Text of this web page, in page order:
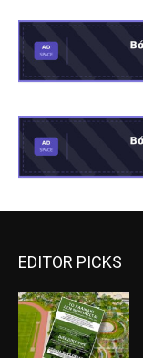
EDITOR PICKS